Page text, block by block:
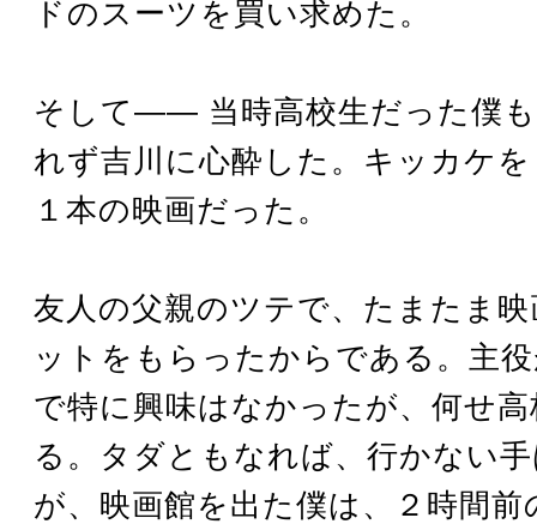
ドのスーツを買い求めた。
そして―― 当時高校生だった僕
れず吉川に心酔した。キッカケ
１本の映画だった。
友人の父親のツテで、たまたま
ットをもらったからである。主
で特に興味はなかったが、何せ
る。タダともなれば、行かない
が、映画館を出た僕は、２時間前